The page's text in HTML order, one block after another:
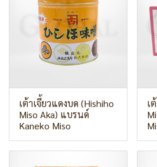
เต้าเจี้ยวแดงบด (Hishiho
Miso Aka) แบรนด์
Kaneko Miso
เ